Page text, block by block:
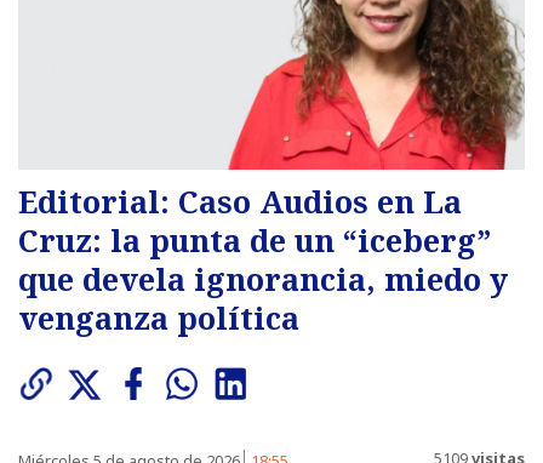
Editorial: Caso Audios en La
Cruz: la punta de un “iceberg”
que devela ignorancia, miedo y
venganza política
5109visitas